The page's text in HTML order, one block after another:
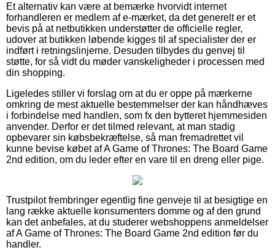
Et alternativ kan være at bemærke hvorvidt internet
forhandleren er medlem af e-mærket, da det generelt er et
bevis på at netbutikken understøtter de officielle regler,
udover at butikken løbende kigges til af specialister der er
indført i retningslinjerne. Desuden tilbydes du genvej til
støtte, for så vidt du møder vanskeligheder i processen med
din shopping.
Ligeledes stiller vi forslag om at du er oppe på mærkerne
omkring de mest aktuelle bestemmelser der kan håndhæves
i forbindelse med handlen, som fx den bytteret hjemmesiden
anvender. Derfor er det tilmed relevant, at man stadig
opbevarer sin købsbekræftelse, så man fremadrettet vil
kunne bevise købet af A Game of Thrones: The Board Game
2nd edition, om du leder efter en vare til en dreng eller pige.
Trustpilot frembringer egentlig fine genveje til at besigtige en
lang række aktuelle konsumenters domme og af den grund
kan det anbefales, at du studerer webshoppens anmeldelser
af A Game of Thrones: The Board Game 2nd edition før du
handler.